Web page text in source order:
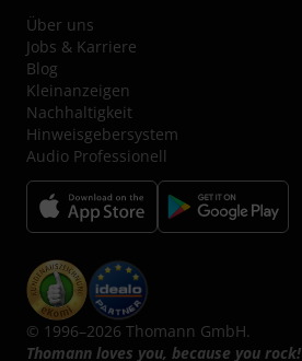
Über uns
Jobs & Karriere
Blog
Kleinanzeigen
Nachhaltigkeit
Hinweisgebersystem
Audio Professionell
© 1996–2026 Thomann GmbH.
Thomann loves you, because you rock!